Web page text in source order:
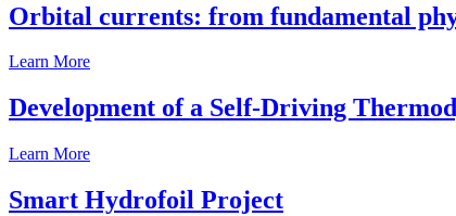
Orbital currents: from fundamental
Learn More
Development of a Self-Driving
Learn More
Smart Hydrofoil Project